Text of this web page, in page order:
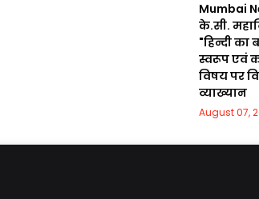
Mumbai
के.सी.
"हिन्दी का
स्वरूप एवं
विषय पर
व्याख्यान
August 07,